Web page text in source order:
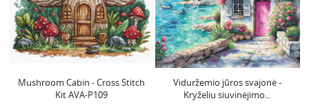
Mushroom Cabin - Cross Stitch
Kit AVA-P109
Viduržemio jūros svajonė -
Kryželiu siuvinėjimo...